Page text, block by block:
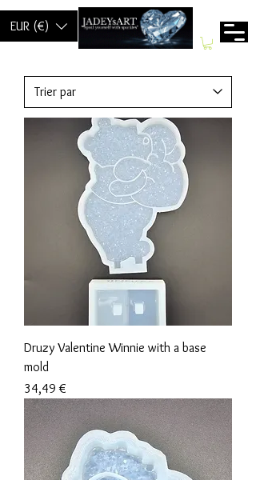
EUR (€)
Druzy Valentine Winnie with a base
mold
Prix
34,49 €